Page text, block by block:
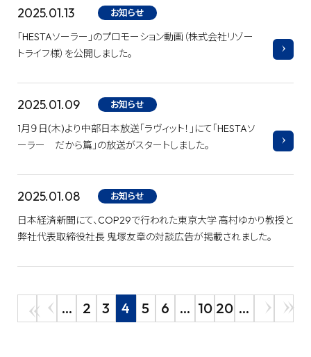
2025.01.13 お知らせ
「HESTAソーラー」のプロモーション動画（株式会社リゾー
トライフ様）を公開しました。
2025.01.09 お知らせ
1月９日(木)より中部日本放送「ラヴィット！」にて「HESTAソ
ーラー だから篇」の放送がスタートしました。
2025.01.08 お知らせ
日本経済新聞にて、COP29で行われた東京大学 高村ゆかり教授と
弊社代表取締役社長 鬼塚友章の対談広告が掲載されました。
... 2 3 4 5 6 ... 10 20 ...